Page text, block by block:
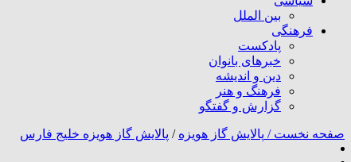
بین الملل
فرهنگی
پادکست
خبرهای بانوان
دین و اندیشه
فرهنگ و هنر
گزارش و گفتگو
صفحه نخست / پالایش گاز هویزه / پالایش گاز هویزه خلیج فارس